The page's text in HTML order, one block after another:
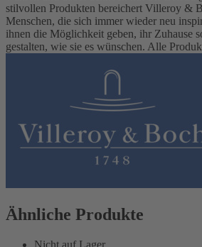
stilvollen Produkten bereichert Villeroy &
Menschen, die sich immer wieder neu
ihnen die Möglichkeit geben, ihr Zuhause
gestalten, wie sie es wünschen. Alle
Ähnliche Produkte
Nicht auf Lager